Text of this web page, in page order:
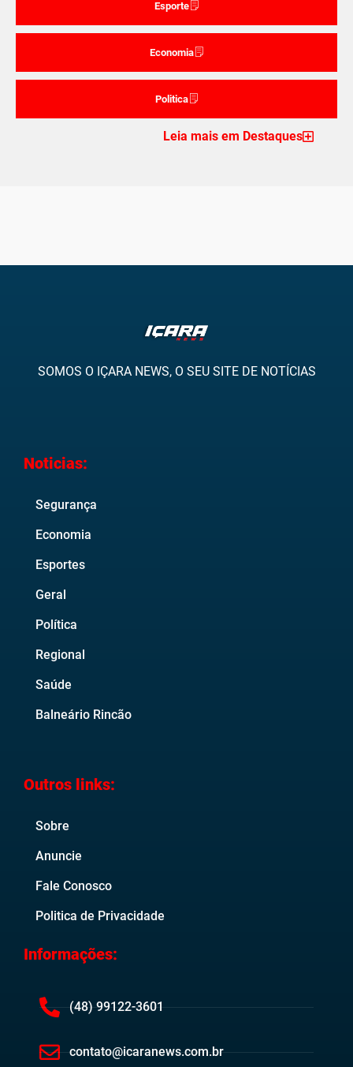
Esporte
Economia
Politica
Leia mais em Destaques
SOMOS O IÇARA NEWS, O SEU SITE DE NOTÍCIAS
Noticias:
Segurança
Economia
Esportes
Geral
Política
Regional
Saúde
Balneário Rincão
Outros links:
Sobre
Anuncie
Fale Conosco
Politica de Privacidade
Informações:
(48) 99122-3601
contato@icaranews.com.br